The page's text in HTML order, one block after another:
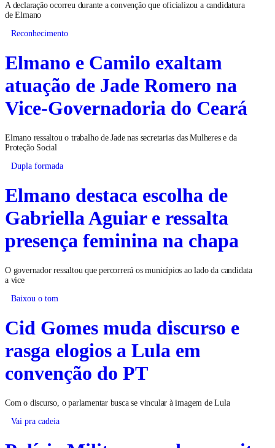
A declaração ocorreu durante a convenção que oficializou a candidatura
de Elmano
Reconhecimento
Elmano e Camilo exaltam
atuação de Jade Romero na
Vice-Governadoria do Ceará
Elmano ressaltou o trabalho de Jade nas secretarias das Mulheres e da
Proteção Social
Dupla formada
Elmano destaca escolha de
Gabriella Aguiar e ressalta
presença feminina na chapa
O governador ressaltou que percorrerá os municípios ao lado da candidata
a vice
Baixou o tom
Cid Gomes muda discurso e
rasga elogios a Lula em
convenção do PT
Com o discurso, o parlamentar busca se vincular à imagem de Lula
Vai pra cadeia